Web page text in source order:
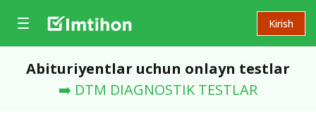
Kirish
Abituriyentlar uchun onlayn testlar
➡️ DTM DIAGNOSTIK TESTLAR